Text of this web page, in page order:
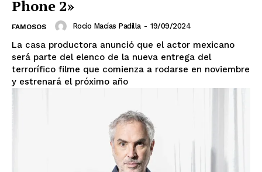
SUSCRIBIRSE
Phone 2»
FAMOSOS Rocío Macías Padilla - 19/09/2024
La casa productora anunció que el actor mexicano
será parte del elenco de la nueva entrega del
terrorífico filme que comienza a rodarse en noviembre
y estrenará el próximo año